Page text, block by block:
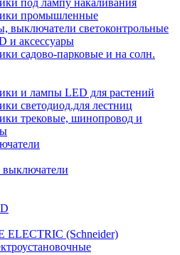
под лампу накаливания
промышленные
выключатели светоконтрольные
и аксессуары
садово-парковые и на солн.
и лампы LED для растений
светодиод.для лестниц
трековые, шинопровод и
выключатели
ELECTRIC (Schneider)